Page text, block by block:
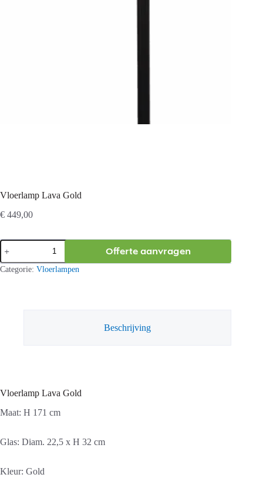
Vloerlamp Lava Gold
€ 449,00
Vloerlamp
Lava
Gold
aantal
Offerte aanvragen
Categorie: Vloerlampen
Beschrijving
Vloerlamp Lava Gold
Maat: H 171 cm
Glas: Diam. 22,5 x H 32 cm
Kleur: Gold